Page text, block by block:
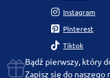
Instagram
Pinterest
Tiktok
Bądź pierwszy, który
Zapisz się do